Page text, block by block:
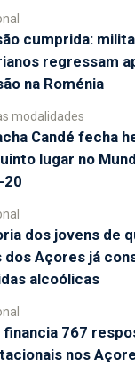
cumprida:
regressam
na Roménia
modalidades
Candé fecha
lugar no
20
dos jovens de
dos Açores já
alcoólicas
financia 767
nos